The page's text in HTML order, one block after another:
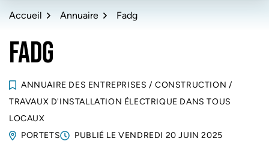
Accueil Annuaire Fadg
FADG
ANNUAIRE DES ENTREPRISES / CONSTRUCTION /
TRAVAUX D'INSTALLATION ÉLECTRIQUE DANS TOUS
LOCAUX
PORTETS
PUBLIÉ LEVENDREDI 20 JUIN 2025